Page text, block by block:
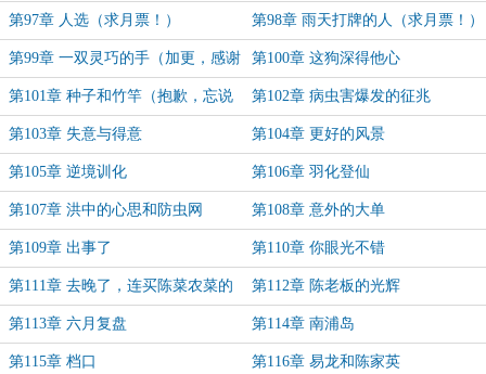
第97章 人选（求月票！） 第98章 雨天打牌的人（求月票！）
第99章 一双灵巧的手（加更，感谢
大家的月票支持！再次求月票！）
第100章 这狗深得他心
第101章 种子和竹竿（抱歉，忘说
更新时间调整：早上7点，下午6
点。）
第102章 病虫害爆发的征兆
第103章 失意与得意 第104章 更好的风景
第105章 逆境训化 第106章 羽化登仙
第107章 洪中的心思和防虫网 第108章 意外的大单
第109章 出事了 第110章 你眼光不错
第111章 去晚了，连买陈菜农菜的
资格都没有
第112章 陈老板的光辉
第113章 六月复盘 第114章 南浦岛
第115章 档口 第116章 易龙和陈家英